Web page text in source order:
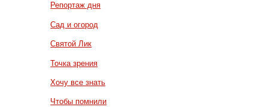
Репортаж дня
Сад и огород
Святой Лик
Точка зрения
Хочу все знать
Чтобы помнили